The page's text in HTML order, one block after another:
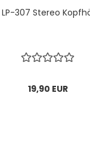
307 Stereo
19,90 EUR